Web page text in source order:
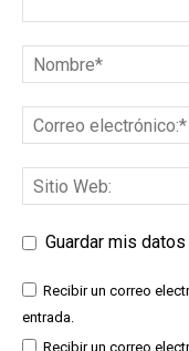
Guardar mis
Recibir un correo
entrada.
Recibir un correo